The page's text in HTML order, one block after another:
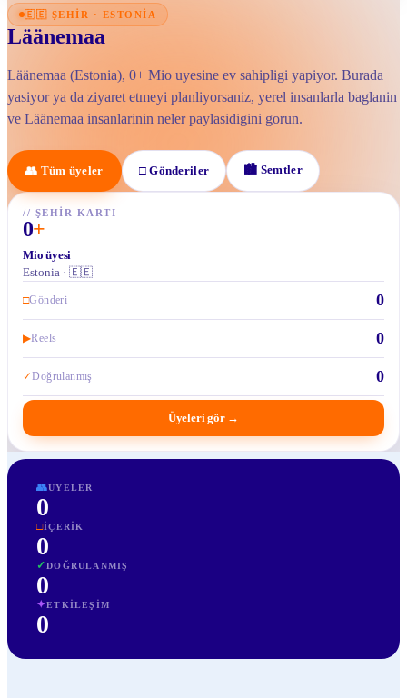
🇪🇪 ŞEHIR · ESTONIA
Läänemaa
Läänemaa (Estonia), 0+ Mio uyesine ev sahipligi yapiyor. Burada
yasiyor ya da ziyaret etmeyi planliyorsaniz, yerel insanlarla baglanin
ve Läänemaa insanlarinin neler paylasidigini gorun.
👥 Tüm üyeler □Gönderiler 🏙 Semtler
// ŞEHIR KARTI
0+
Mio üyesi
Estonia · 🇪🇪
□Gönderi 0
▶Reels 0
✓Doğrulanmış 0
Üyeleri gör →
👥UYELER
0
□İÇERIK
0
✓DOĞRULANMIŞ
0
✦ETKILEŞIM
0